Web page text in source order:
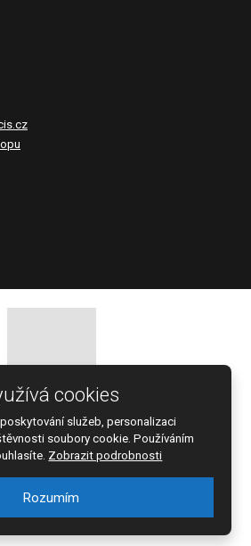
spol. s r.o., vytvořila eBRÁNA s.r.o.
stránek
Podmínky použití
pomocí Google ReCAPTCHA a platí pro něj
údajů a smluvní podmínky společnosti Google.
cookies
služeb, personalizaci
soubory cookie. Používáním
Zobrazit podrobnosti
Rozumím